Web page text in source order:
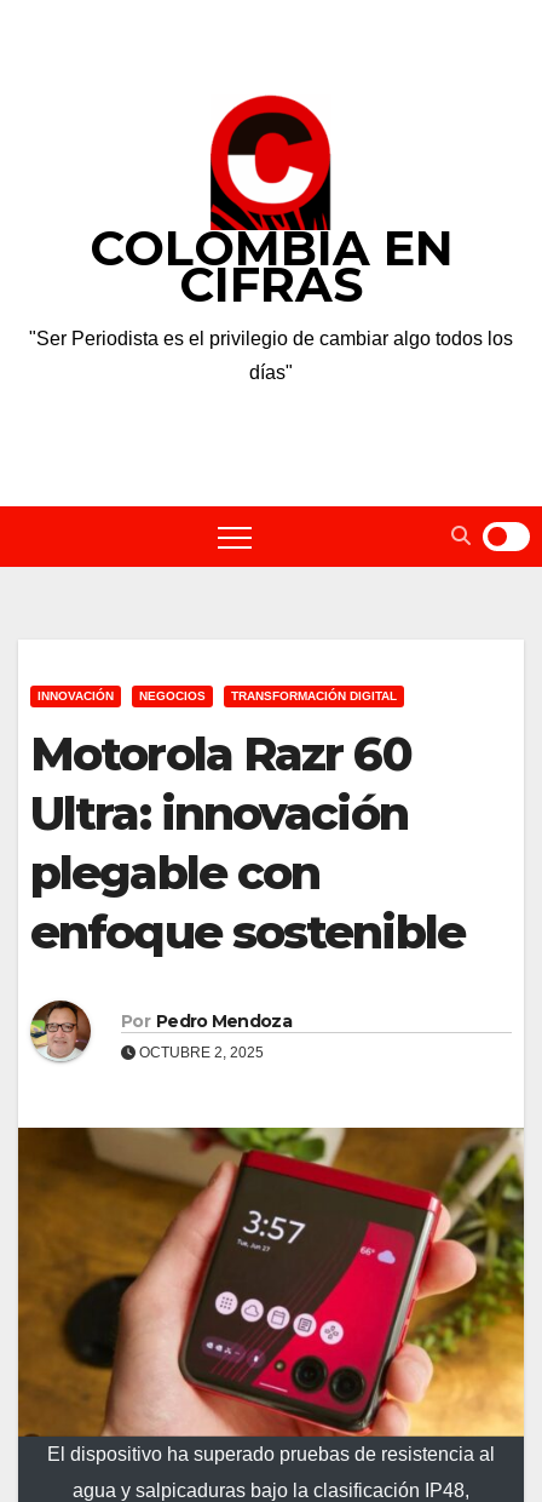
COLOMBIA EN
CIFRAS
"Ser Periodista es el privilegio de cambiar algo todos los
días"
INNOVACIÓN NEGOCIOS TRANSFORMACIÓN DIGITAL
Motorola Razr 60
Ultra: innovación
plegable con
enfoque sostenible
Por Pedro Mendoza
OCTUBRE 2, 2025
El dispositivo ha superado pruebas de resistencia al
agua y salpicaduras bajo la clasificación IP48,